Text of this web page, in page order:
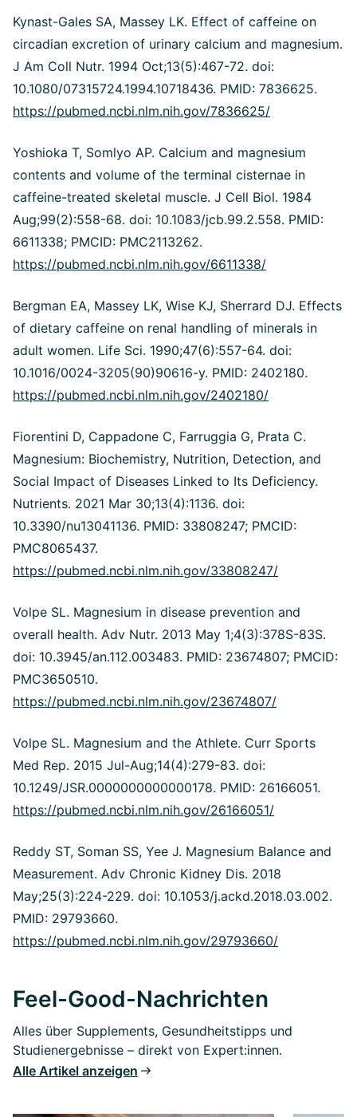
Kynast-Gales SA, Massey LK. Effect of caffeine on
circadian excretion of urinary calcium and magnesium.
J Am Coll Nutr. 1994 Oct;13(5):467-72. doi:
10.1080/07315724.1994.10718436. PMID: 7836625.
https://pubmed.ncbi.nlm.nih.gov/7836625/
Yoshioka T, Somlyo AP. Calcium and magnesium
contents and volume of the terminal cisternae in
caffeine-treated skeletal muscle. J Cell Biol. 1984
Aug;99(2):558-68. doi: 10.1083/jcb.99.2.558. PMID:
6611338; PMCID: PMC2113262.
https://pubmed.ncbi.nlm.nih.gov/6611338/
Bergman EA, Massey LK, Wise KJ, Sherrard DJ. Effects
of dietary caffeine on renal handling of minerals in
adult women. Life Sci. 1990;47(6):557-64. doi:
10.1016/0024-3205(90)90616-y. PMID: 2402180.
https://pubmed.ncbi.nlm.nih.gov/2402180/
Fiorentini D, Cappadone C, Farruggia G, Prata C.
Magnesium: Biochemistry, Nutrition, Detection, and
Social Impact of Diseases Linked to Its Deficiency.
Nutrients. 2021 Mar 30;13(4):1136. doi:
10.3390/nu13041136. PMID: 33808247; PMCID:
PMC8065437.
https://pubmed.ncbi.nlm.nih.gov/33808247/
Volpe SL. Magnesium in disease prevention and
overall health. Adv Nutr. 2013 May 1;4(3):378S-83S.
doi: 10.3945/an.112.003483. PMID: 23674807; PMCID:
PMC3650510.
https://pubmed.ncbi.nlm.nih.gov/23674807/
Volpe SL. Magnesium and the Athlete. Curr Sports
Med Rep. 2015 Jul-Aug;14(4):279-83. doi:
10.1249/JSR.0000000000000178. PMID: 26166051.
https://pubmed.ncbi.nlm.nih.gov/26166051/
Reddy ST, Soman SS, Yee J. Magnesium Balance and
Measurement. Adv Chronic Kidney Dis. 2018
May;25(3):224-229. doi: 10.1053/j.ackd.2018.03.002.
PMID: 29793660.
https://pubmed.ncbi.nlm.nih.gov/29793660/
Feel-Good-Nachrichten
Alles über Supplements, Gesundheitstipps und
Studienergebnisse – direkt von Expert:innen.
Alle Artikel anzeigen